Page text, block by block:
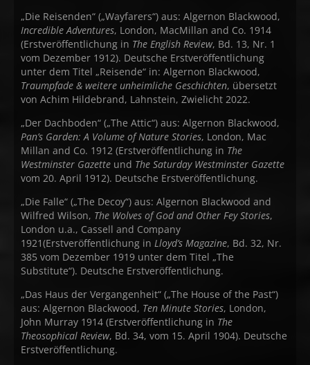
„Die Reisenden“ („Wayfarers“) aus: Algernon Blackwood,
Incredible Adventures, London, MacMillan and Co. 1914
(Erstveröffentlichung in The English Review, Bd. 13, Nr. 1
vom Dezember 1912). Deutsche Erstveröffentlichung
unter dem Titel „Reisende“ in: Algernon Blackwood,
Traumpfade & weitere unheimliche Geschichten, übersetzt
von Achim Hildebrand, Lahnstein, Zwielicht 2022.
„Der Dachboden“ („The Attic“) aus: Algernon Blackwood,
Pan’s Garden: A Volume of Nature Stories, London, Mac
Millan and Co. 1912 (Erstveröffentlichung in The
Westminster Gazette und The Saturday Westminster Gazette
vom 20. April 1912). Deutsche Erstveröffentlichung.
„Die Falle“ („The Decoy“) aus: Algernon Blackwood and
Wilfred Wilson, The Wolves of God and Other Fey Stories,
London u.a., Cassell and Company
1921(Erstveröffentlichung in Lloyd’s Magazine, Bd. 32, Nr.
385 vom Dezember 1919 unter dem Titel „The
Substitute“). Deutsche Erstveröffentlichung.
„Das Haus der Vergangenheit“ („The House of the Past“)
aus: Algernon Blackwood, Ten Minute Stories, London,
John Murray 1914 (Erstveröffentlichung in The
Theosophical Review, Bd. 34, vom 15. April 1904). Deutsche
Erstveröffentlichung.